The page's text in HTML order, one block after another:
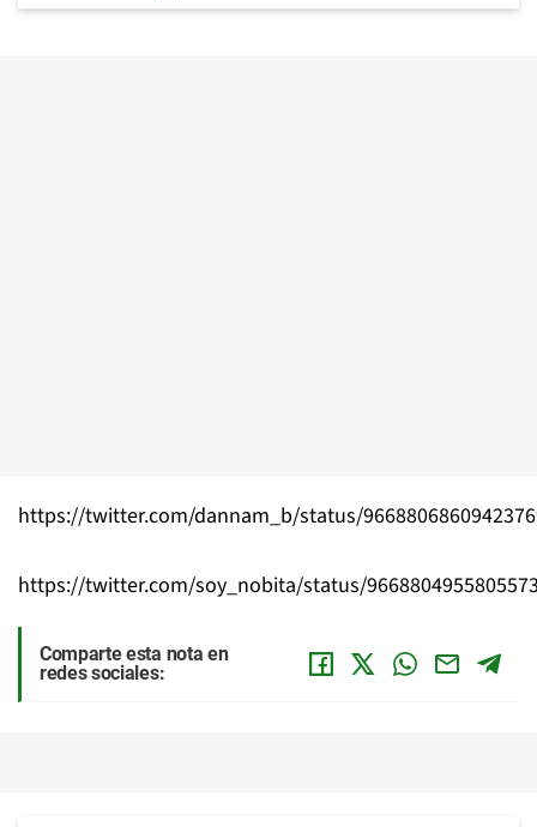
https://twitter.com/dannam_b/status/
https://twitter.com/soy_nobita/status/
Comparte esta nota en
redes sociales: